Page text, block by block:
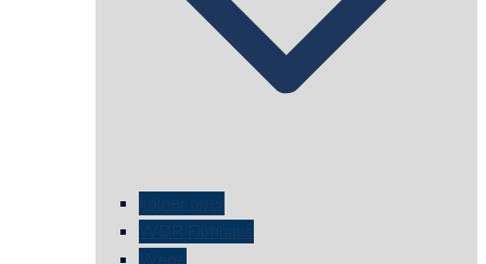
kölner oper
WDR Filmhaus